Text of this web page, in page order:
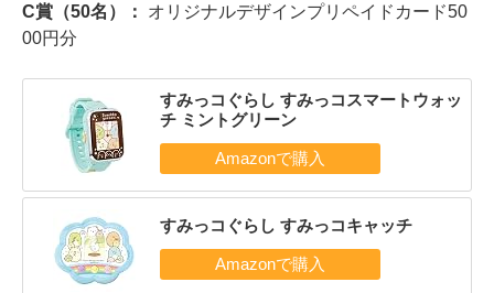
C賞（50名）： オリジナルデザインプリペイドカード50
00円分
すみっコぐらし すみっコスマートウォッ
チ ミントグリーン
すみっコぐらし すみっコキャッチ